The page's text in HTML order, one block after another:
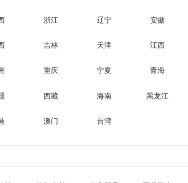
浙江 辽宁 安徽
吉林 天津 江西
重庆 宁夏 青海
西藏 海南 黑龙江
澳门 台湾